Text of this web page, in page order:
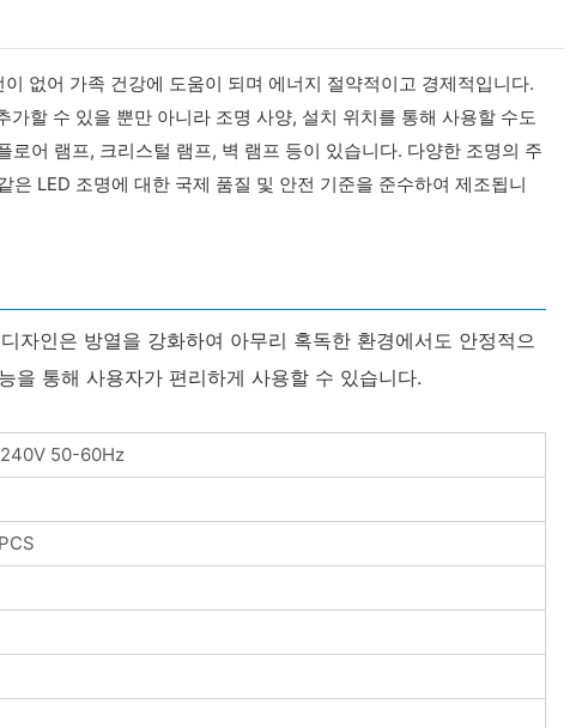
없어 가족 건강에 도움이 되며 에너지 절약적이고 경제적입니다.
할 수 있을 뿐만 아니라 조명 사양, 설치 위치를 통해 사용할 수도
어 램프, 크리스털 램프, 벽 램프 등이 있습니다. 다양한 조명의 주
LED 조명에 대한 국제 품질 및 안전 기준을 준수하여 제조됩니
자인은 방열을 강화하여 아무리 혹독한 환경에서도 안정적으
을 통해 사용자가 편리하게 사용할 수 있습니다.
240V 50-60Hz